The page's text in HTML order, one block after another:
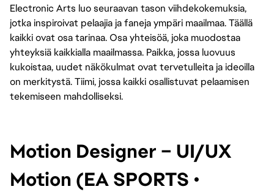
Electronic Arts luo seuraavan tason viihdekokemuksia,
jotka inspiroivat pelaajia ja faneja ympäri maailmaa. Täällä
kaikki ovat osa tarinaa. Osa yhteisöä, joka muodostaa
yhteyksiä kaikkialla maailmassa. Paikka, jossa luovuus
kukoistaa, uudet näkökulmat ovat tervetulleita ja ideoilla
on merkitystä. Tiimi, jossa kaikki osallistuvat pelaamisen
tekemiseen mahdolliseksi.
Motion Designer – UI/UX
Motion (EA SPORTS •